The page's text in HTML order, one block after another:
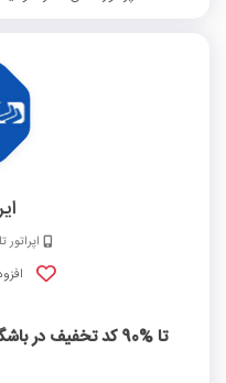
تا %90 کد تخفیف در باشگاه مشتریان ایرانیکارت